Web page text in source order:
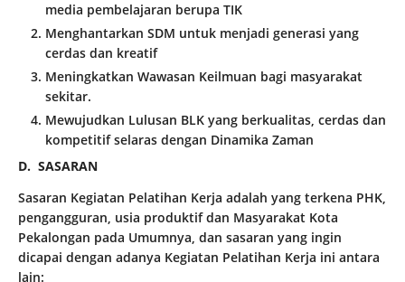
media pembelajaran berupa TIK
Menghantarkan SDM untuk menjadi generasi yang
cerdas dan kreatif
Meningkatkan Wawasan Keilmuan bagi masyarakat
sekitar.
Mewujudkan Lulusan BLK yang berkualitas, cerdas dan
kompetitif selaras dengan Dinamika Zaman
D. SASARAN
Sasaran Kegiatan Pelatihan Kerja adalah yang terkena PHK,
pengangguran, usia produktif dan Masyarakat Kota
Pekalongan pada Umumnya, dan sasaran yang ingin
dicapai dengan adanya Kegiatan Pelatihan Kerja ini antara
lain: